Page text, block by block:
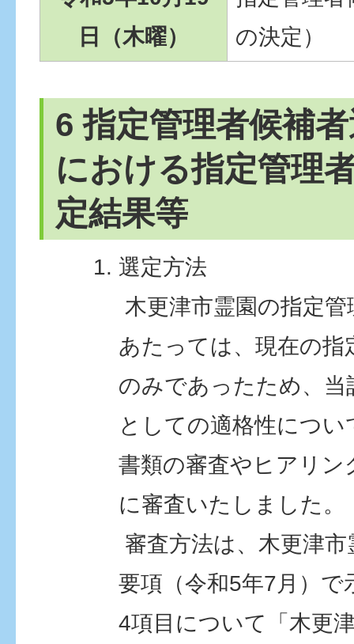
日（木曜）
の決定）
6 指定管理者候補
における指定管理
定結果等
選定方法
木更津市霊園の指定
あたっては、現在の指
のみであったため、当
としての適格性につ
書類の審査やヒアリン
に審査いたしました。
審査方法は、木更津
要項（令和5年7月）で
4項目について「木更